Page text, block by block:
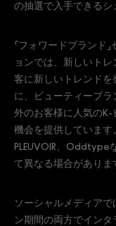
の抽選で入手できるシ
「フォワードブランド
ョンでは、新しいト
客に新しいトレンドを
に、ビューティーブ
外のお客様に人気のK-
機会を提供しています
PLEUVOIR、Oddtype
て異なる場合がありま
ソーシャルメディアで
ン期間の両方でインタ